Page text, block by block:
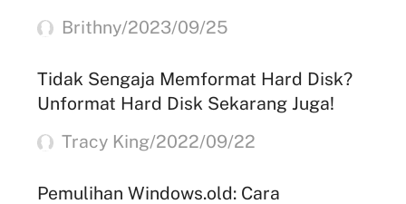
Brithny/2023/09/25
Tidak Sengaja Memformat Hard Disk?
Unformat Hard Disk Sekarang Juga!
Tracy King/2022/09/22
Pemulihan Windows.old: Cara